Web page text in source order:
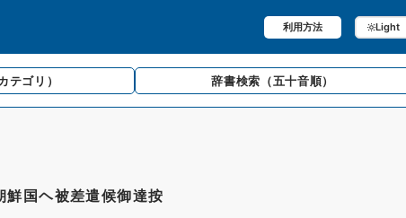
利用方法 Light
テゴリ） 辞書検索 （五十音順）
鮮国ヘ被差遣候御達按